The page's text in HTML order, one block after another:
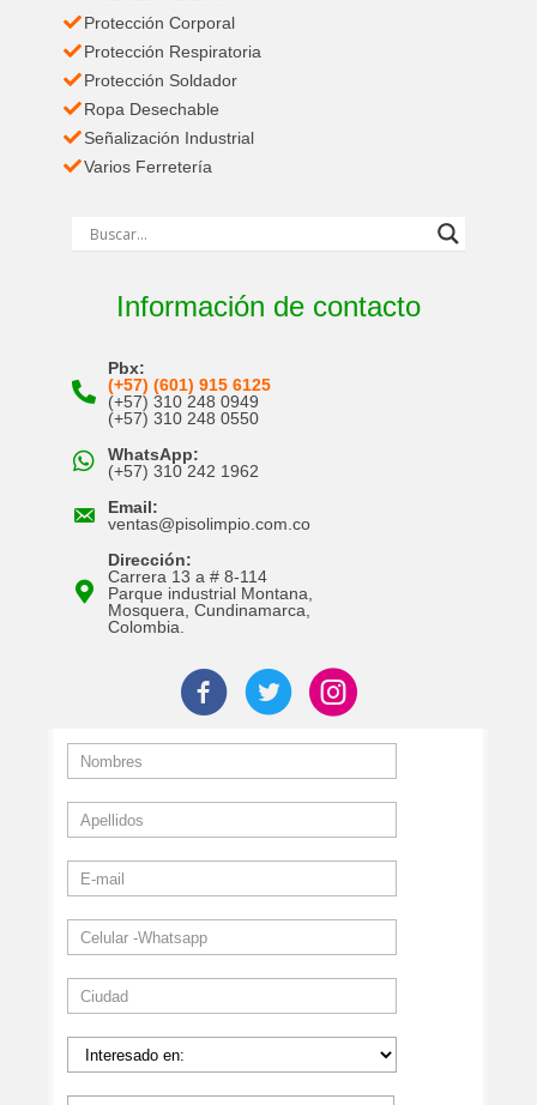
Protección Corporal
Protección Respiratoria
Protección Soldador
Ropa Desechable
Señalización Industrial
Varios Ferretería
Información de contacto
Pbx:
(+57) (601) 915 6125
(+57) 310 248 0949
(+57) 310 248 0550
WhatsApp:
(+57) 310 242 1962
Email:
ventas@pisolimpio.com.co
Dirección:
Carrera 13 a # 8-114
Parque industrial Montana,
Mosquera, Cundinamarca,
Colombia.